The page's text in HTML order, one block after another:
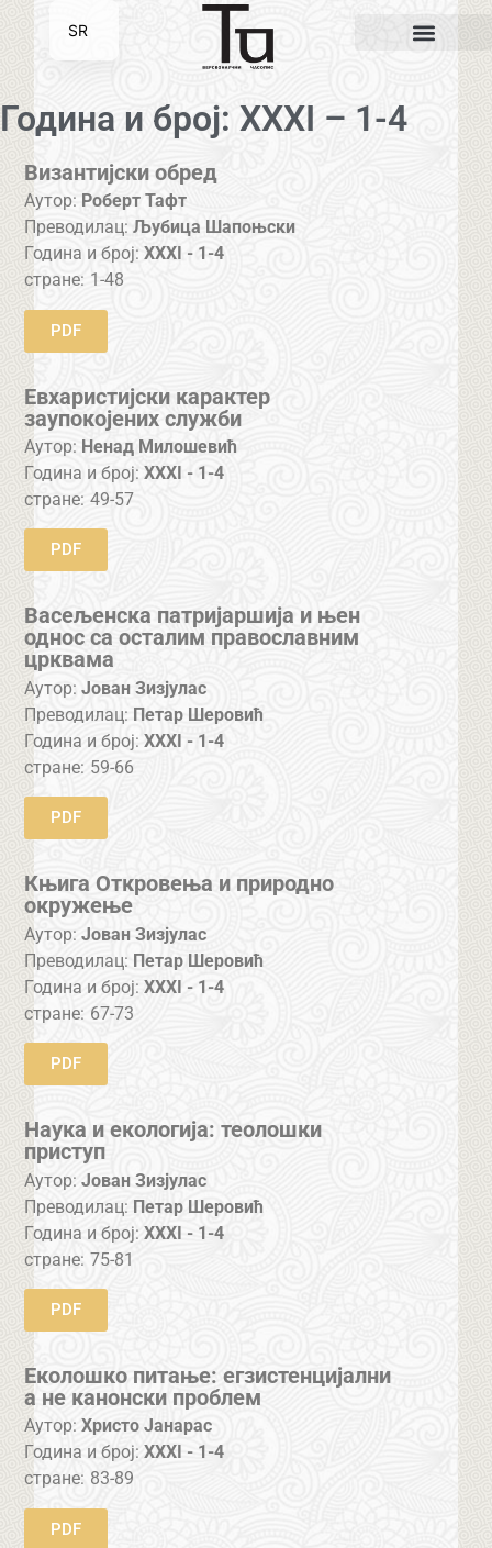
Година и број: XXXI – 1-4
Византијски обред
Аутор: Роберт Тафт
Преводилац: Љубица Шапоњски
Година и број:XXXI - 1-4
стране: 1-48
PDF
Евхаристијски карактер
заупокојених служби
Аутор: Ненад Милошевић
Година и број:XXXI - 1-4
стране: 49-57
PDF
Васељенска патријаршија и њен
однос са осталим православним
црквама
Аутор: Јован Зизјулас
Преводилац: Петар Шеровић
Година и број:XXXI - 1-4
стране: 59-66
PDF
Књига Откровења и природно
окружење
Аутор: Јован Зизјулас
Преводилац: Петар Шеровић
Година и број:XXXI - 1-4
стране: 67-73
PDF
Наука и екологија: теолошки
приступ
Аутор: Јован Зизјулас
Преводилац: Петар Шеровић
Година и број:XXXI - 1-4
стране: 75-81
PDF
Еколошко питање: егзистенцијални
а не канонски проблем
Аутор: Христо Јанарас
Година и број:XXXI - 1-4
стране: 83-89
PDF
SR
EN